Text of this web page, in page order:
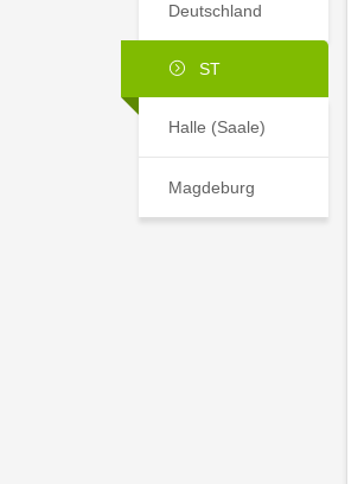
Deutschland
ST
Halle (Saale)
Magdeburg